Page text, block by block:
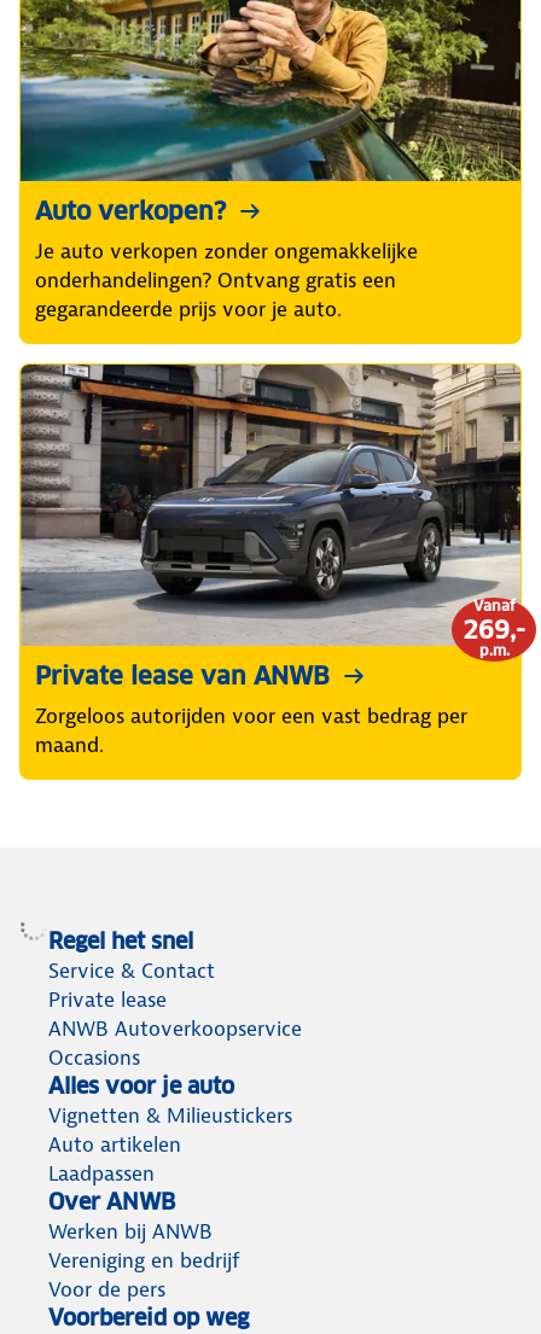
Auto verkopen?
Je auto verkopen zonder ongemakkelijke
onderhandelingen? Ontvang gratis een
gegarandeerde prijs voor je auto.
Vanaf
269,-
p.m.
Private lease van ANWB
Zorgeloos autorijden voor een vast bedrag per
maand.
Regel het snel
Service & Contact
Private lease
ANWB Autoverkoopservice
Occasions
Alles voor je auto
Vignetten & Milieustickers
Auto artikelen
Laadpassen
Over ANWB
Werken bij ANWB
Vereniging en bedrijf
Voor de pers
Voorbereid op weg